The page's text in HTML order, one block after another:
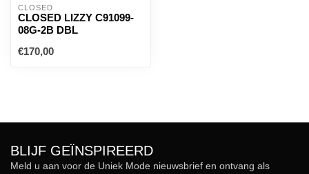
CLOSED
CLOSED LIZZY C91099-
08G-2B DBL
€170,00
BLIJF GEÏNSPIREERD
Meld u aan voor de Uniek Mode nieuwsbrief en ontvang als